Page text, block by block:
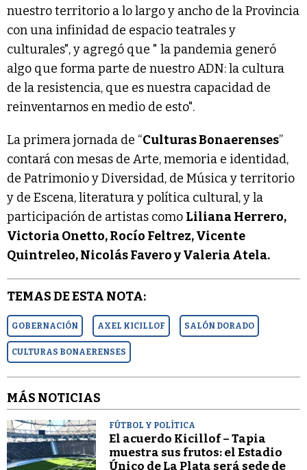
nuestro territorio a lo largo y ancho de la Provincia
con una infinidad de espacio teatrales y
culturales", y agregó que " la pandemia generó
algo que forma parte de nuestro ADN: la cultura
de la resistencia, que es nuestra capacidad de
reinventarnos en medio de esto".
La primera jornada de “Culturas Bonaerenses”
contará con mesas de Arte, memoria e identidad,
de Patrimonio y Diversidad, de Música y territorio
y de Escena, literatura y política cultural, y la
participación de artistas como Liliana Herrero,
Victoria Onetto, Rocío Feltrez, Vicente
Quintreleo, Nicolás Favero y Valeria Atela.
TEMAS DE ESTA NOTA:
GOBERNACIÓN AXEL KICILLOF SALÓN DORADO
CULTURAS BONAERENSES
MÁS NOTICIAS
FÚTBOL Y POLÍTICA
El acuerdo Kicillof – Tapia
muestra sus frutos: el Estadio
Único de La Plata será sede de